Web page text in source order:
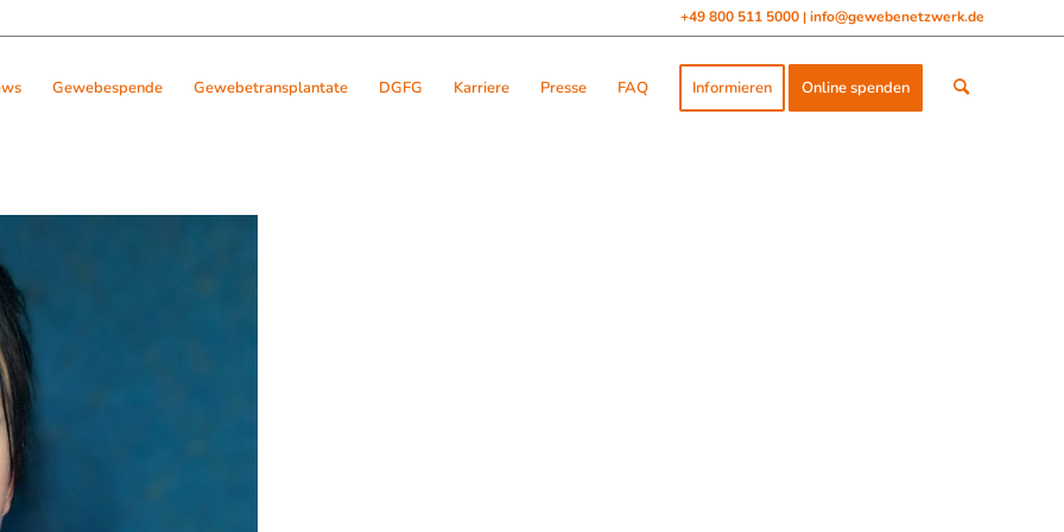
+49 800 511 5000 | info@gewebenetzwerk.de
Gewebespende Gewebetransplantate DGFG Karriere Presse FAQ Informieren Online spenden